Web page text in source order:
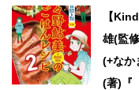
【
雄(監
(+なか
(著)『